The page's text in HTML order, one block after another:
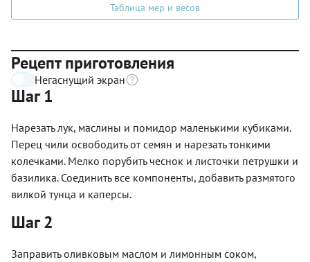
Таблица мер и весов
Рецепт приготовления
Негаснущий экран
Шаг 1
Нарезать лук, маслины и помидор маленькими кубиками.
Перец чили освободить от семян и нарезать тонкими
колечками. Мелко порубить чеснок и листочки петрушки и
базилика. Соединить все компоненты, добавить размятого
вилкой тунца и каперсы.
Шаг 2
Заправить оливковым маслом и лимонным соком,